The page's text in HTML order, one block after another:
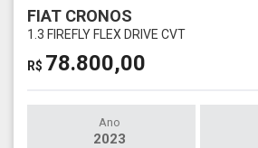
FIAT CRONOS
1.3 FIREFLY FLEX DRIVE CVT
R$ 78.800,00
Ano
2023